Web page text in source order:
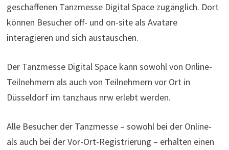
geschaffenen Tanzmesse Digital Space zugänglich. Dort
können Besucher off- und on-site als Avatare
interagieren und sich austauschen.
Der Tanzmesse Digital Space kann sowohl von Online-
Teilnehmern als auch von Teilnehmern vor Ort in
Düsseldorf im tanzhaus nrw erlebt werden.
Alle Besucher der Tanzmesse – sowohl bei der Online-
als auch bei der Vor-Ort-Registrierung – erhalten einen